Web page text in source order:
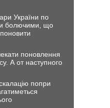
України по
болючими, що
поновлення
А от наступного
попри